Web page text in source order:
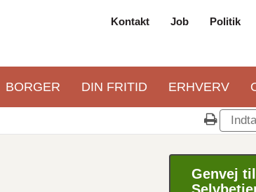
navigation
Kontakt Job Politik
Primær
BORGER DIN FRITID ERHVERV
Genvej til